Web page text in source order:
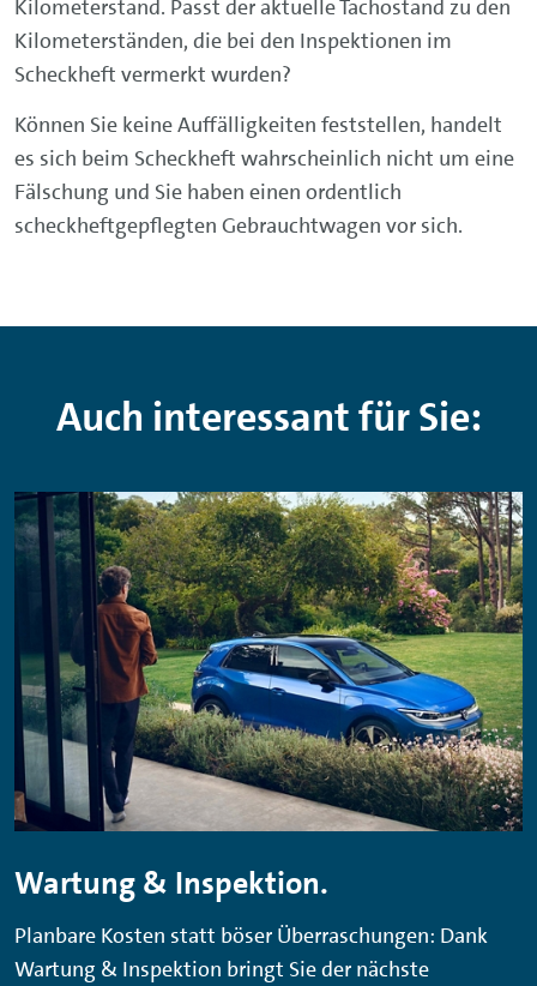
Kilometerstand. Passt der aktuelle Tachostand zu den
Kilometerständen, die bei den Inspektionen im
Scheckheft vermerkt wurden?
Können Sie keine Auffälligkeiten feststellen, handelt
es sich beim Scheckheft wahrscheinlich nicht um eine
Fälschung und Sie haben einen ordentlich
scheckheftgepflegten Gebrauchtwagen vor sich.
Auch interessant für Sie:
Wartung & Inspektion.
Planbare Kosten statt böser Überraschungen: Dank
Wartung & Inspektion bringt Sie der nächste